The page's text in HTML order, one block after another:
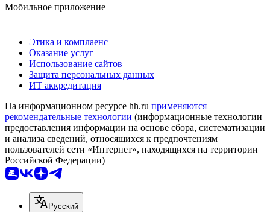
Мобильное приложение
Этика и комплаенс
Оказание услуг
Использование сайтов
Защита персональных данных
ИТ аккредитация
На информационном ресурсе hh.ru применяются
рекомендательные технологии (информационные технологии
предоставления информации на основе сбора, систематизации
и анализа сведений, относящихся к предпочтениям
пользователей сети «Интернет», находящихся на территории
Российской Федерации)
Русский